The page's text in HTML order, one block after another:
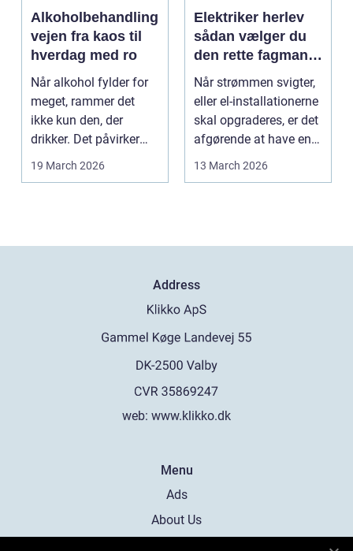
Alkoholbehandling
vejen fra kaos til
hverdag med ro
Når alkohol fylder for
meget, rammer det
ikke kun den, der
drikker. Det påvirker
også familie, arbej...
19 March 2026
Elektriker herlev
sådan vælger du
den rette fagmand
til dine el-opgaver
Når strømmen svigter,
eller el-installationerne
skal opgraderes, er det
afgørende at have en
pålidel...
13 March 2026
Address
web: www.klikko.dk
Menu
Ads
About Us